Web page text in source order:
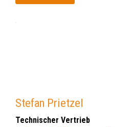
Stefan Prietzel
Technischer Vertrieb